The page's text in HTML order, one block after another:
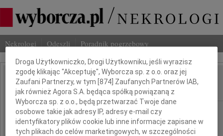
Nekrologi Odeszli Poradnik pogrzebowy
IMIĘ I NAZWISKO: Bernard Woltmann
REGION: Zielona Góra
DATA EMISJI: 08.10.2013
Dbamy o Twoją prywatność
Droga Użytkowniczko, Drogi Użytkowniku, jeśli wyrazisz
zgodę klikając "Akceptuję", Wyborcza sp. z o.o. oraz jej
Zaufani Partnerzy, w tym [874 ] Zaufanych Partnerów IAB,
jak również Agora S.A. będąca spółką powiązaną z
Wyborcza sp. z o.o., będą przetwarzać Twoje dane
osobowe takie jak adresy IP, adresy e-mail czy
identyfikatory plików cookie lub inne informacje zapisane w
tych plikach do celów marketingowych, w szczególności